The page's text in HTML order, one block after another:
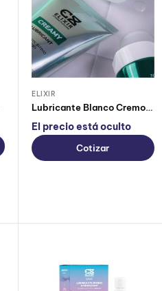
ELIXIR
Lubricante Blanco Cremoso Eyaculación Masculina – 250 ml
El precio está oculto
Cotizar